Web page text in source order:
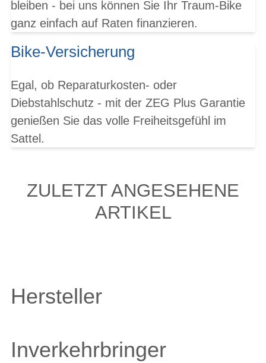
bleiben - bei uns können Sie Ihr Traum-Bike
ganz einfach auf Raten finanzieren.
Bike-Versicherung
Egal, ob Reparaturkosten- oder
Diebstahlschutz - mit der ZEG Plus Garantie
genießen Sie das volle Freiheitsgefühl im
Sattel.
ZULETZT ANGESEHENE
ARTIKEL
Hersteller
Inverkehrbringer